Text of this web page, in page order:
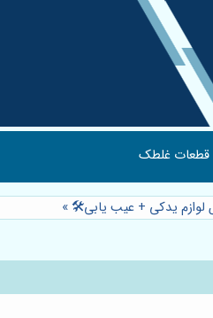
قطعات غلطک
»